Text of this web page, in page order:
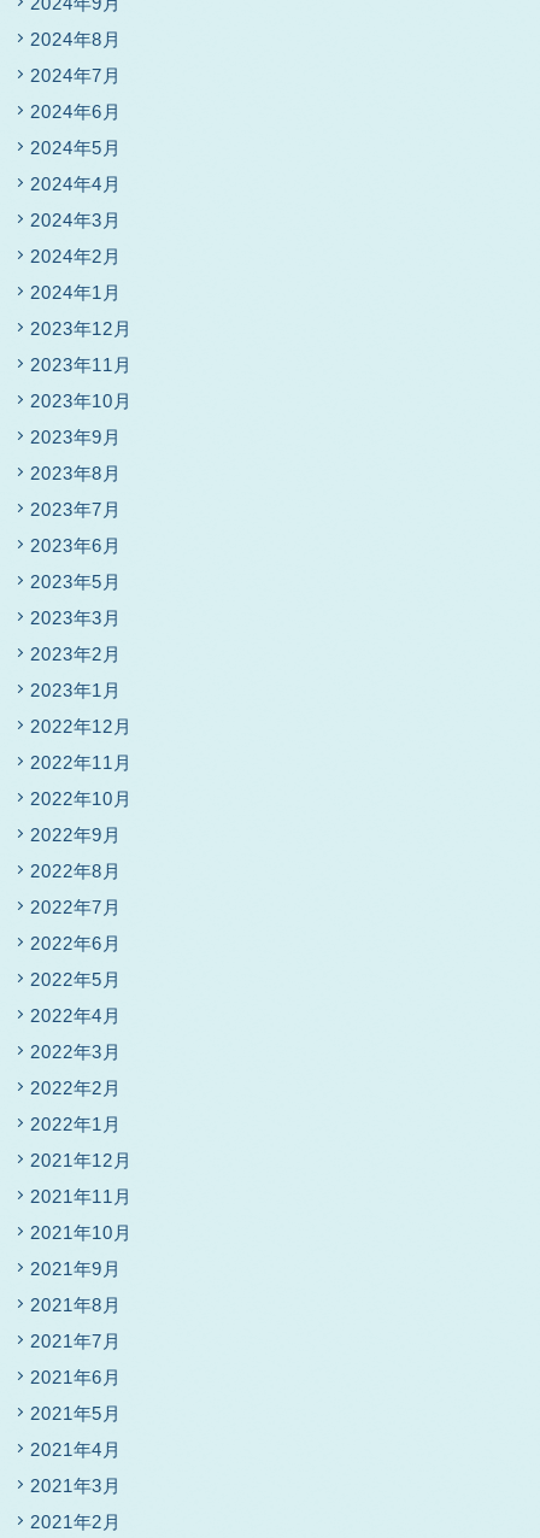
2024年8月
2024年7月
2024年6月
2024年5月
2024年4月
2024年3月
2024年2月
2024年1月
2023年12月
2023年11月
2023年10月
2023年9月
2023年8月
2023年7月
2023年6月
2023年5月
2023年3月
2023年2月
2023年1月
2022年12月
2022年11月
2022年10月
2022年9月
2022年8月
2022年7月
2022年6月
2022年5月
2022年4月
2022年3月
2022年2月
2022年1月
2021年12月
2021年11月
2021年10月
2021年9月
2021年8月
2021年7月
2021年6月
2021年5月
2021年4月
2021年3月
2021年2月